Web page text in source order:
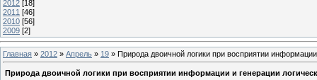
2012 [18]
2011 [46]
2010 [56]
2009 [2]
Главная » 2012 » Апрель » 19 » Природа двоичной логики при восприятии
Природа двоичной логики при восприятии информации и генерации